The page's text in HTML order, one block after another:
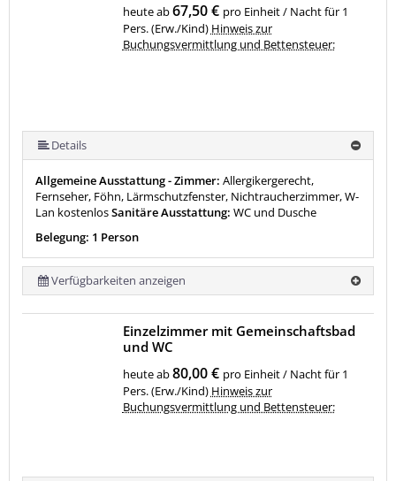
heute ab67,50 € pro Einheit / Nacht für 1
Pers. (Erw./Kind) Hinweis zur
Buchungsvermittlung und Bettensteuer:
Details
Allgemeine Ausstattung - Zimmer: Allergikergerecht,
Fernseher, Föhn, Lärmschutzfenster, Nichtraucherzimmer, W-
Lan kostenlosSanitäre Ausstattung: WC und Dusche
Belegung: 1 Person
Verfügbarkeiten anzeigen
Einzelzimmer mit Gemeinschaftsbad
und WC
heute ab80,00 € pro Einheit / Nacht für 1
Pers. (Erw./Kind) Hinweis zur
Buchungsvermittlung und Bettensteuer: